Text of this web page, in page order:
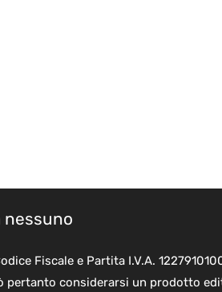
Fiscale e Partita I.V.A.
considerarsi un prodotto